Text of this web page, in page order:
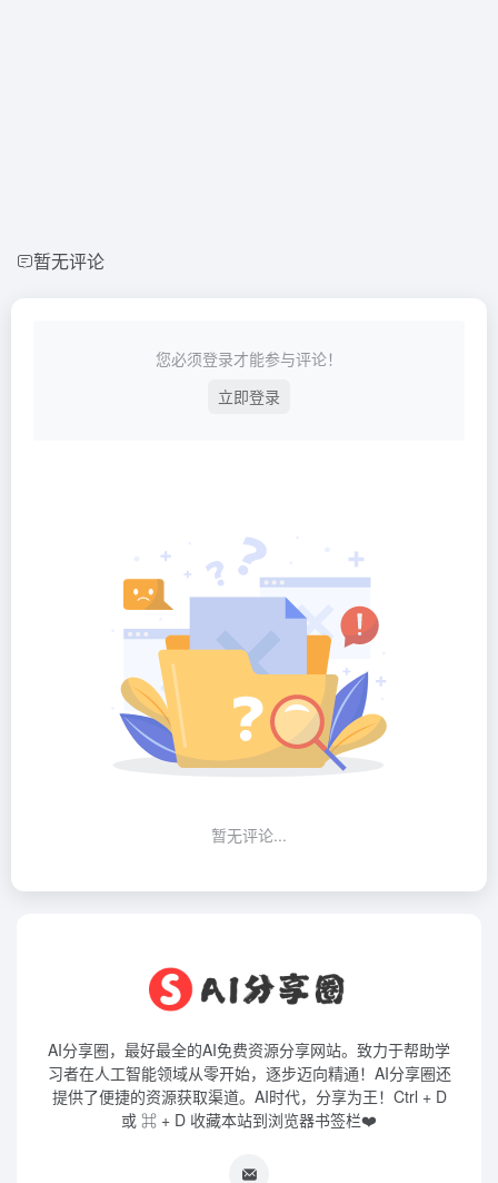
暂无评论
您必须登录才能参与评论！
立即登录
暂无评论...
AI分享圈，最好最全的AI免费资源分享网站。致力于帮助学
习者在人工智能领域从零开始，逐步迈向精通！AI分享圈还
提供了便捷的资源获取渠道。AI时代，分享为王！Ctrl + D
或 ⌘ + D 收藏本站到浏览器书签栏❤️